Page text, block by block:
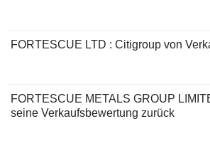
FORTESCUE LTD : Citigroup von
FORTESCUE METALS GROUP
seine Verkaufsbewertung zurück